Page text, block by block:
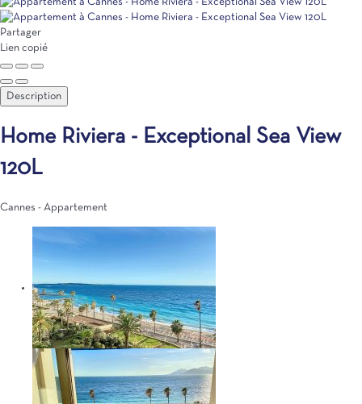
Partager
Lien copié
Description
Home Riviera - Exceptional Sea View
120L
Cannes - Appartement